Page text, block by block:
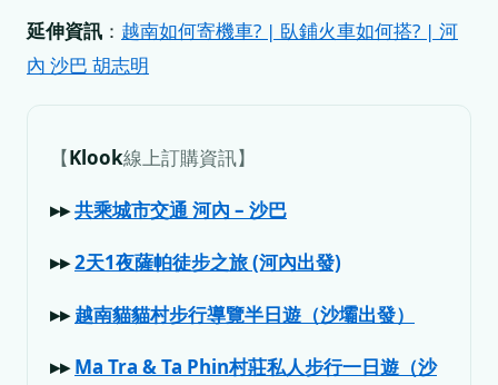
延伸資訊 ： 越南如何寄機車? | 臥鋪火車如何搭? | 河
內 沙巴 胡志明
【Klook線上訂購資訊】
▸▸共乘城市交通 河內 – 沙巴
▸▸2天1夜薩帕徒步之旅 (河內出發)
▸▸越南貓貓村步行導覽半日遊（沙壩出發）
▸▸Ma Tra & Ta Phin村莊私人步行一日遊（沙